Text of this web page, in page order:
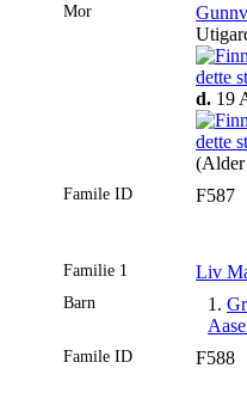
Mor
d. 19
(Alder
Famile ID F587
Familie 1 Liv
Barn 1.
Famile ID F588